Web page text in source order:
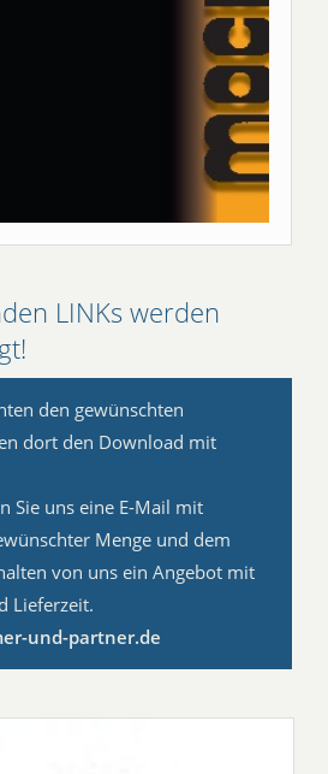
LINKs werden
den gewünschten
dort den Download mit
Sie uns eine E-Mail mit
Menge und dem
von uns ein Angebot mit
Lieferzeit.
und-partner.de